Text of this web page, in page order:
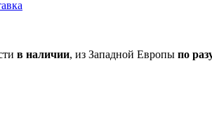
в наличии, из Западной Европы по